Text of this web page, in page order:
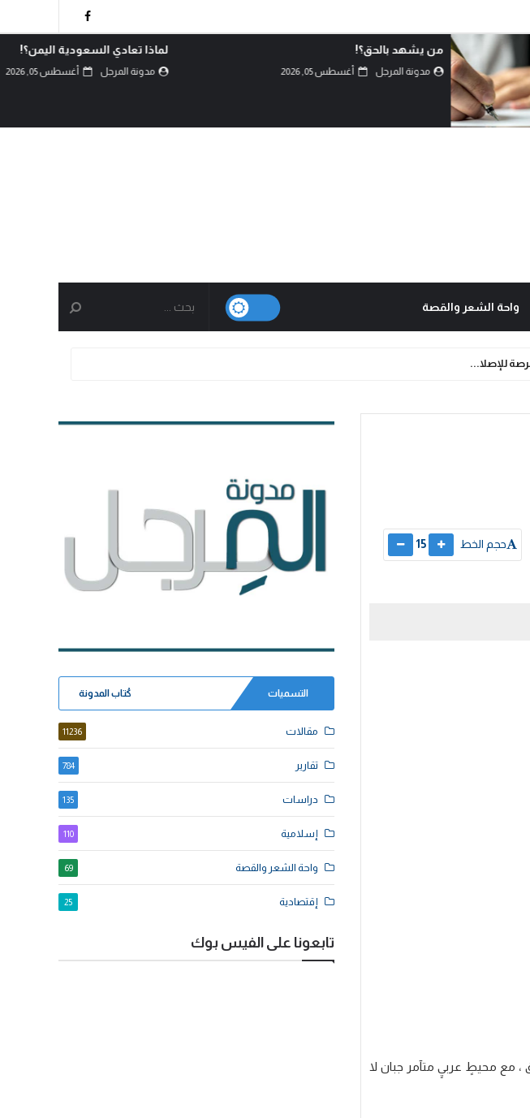
من يشهد بالحق؟!
مدونة المرجل أغسطس 05, 2026
لماذا تعادي السعودية اليمن؟!
مدونة المرجل أغسطس 05, 2026
واحة الشعر والقصة
للإصلا...
حجم الخط 15
، مع محيطٍ عربيٍ متآمر جبان لا
التسميات كُتاب المدونة
مقالات 11236
تقارير 784
دراسات 135
إسلامية 110
واحة الشعر والقصة 69
إقتصادية 25
تابعونا على الفيس بوك